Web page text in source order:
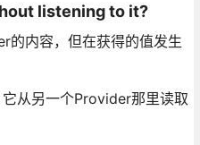
listening to it?
的内容，但在获得的值发生
从另一个Provider那里读取